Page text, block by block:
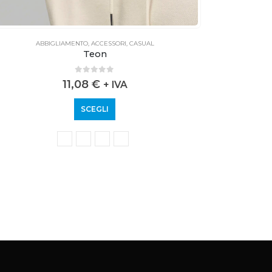
ABBIGLIAMENTO, ACCESSORI, CASUAL
Teon
11,08 € + IVA
SCEGLI